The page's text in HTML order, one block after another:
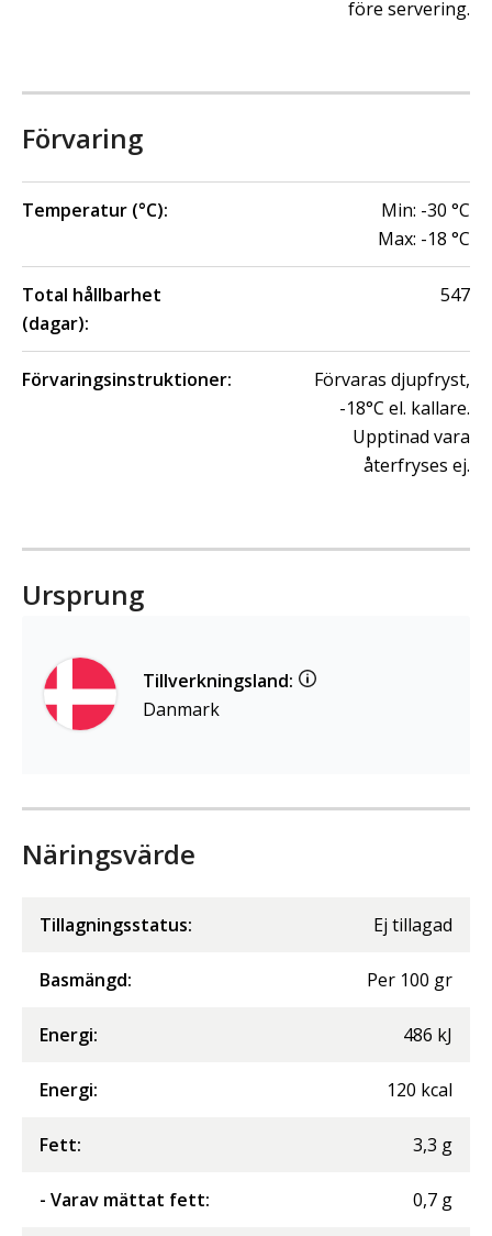
före servering.
Förvaring
Temperatur (°C): Min: -30 °C
Max: -18 °C
Total hållbarhet
(dagar):
547
Förvaringsinstruktioner:
Förvaras djupfryst,
-18°C el. kallare.
Upptinad vara
återfryses ej.
Ursprung
Tillverkningsland:
Danmark
Näringsvärde
Tillagningsstatus: Ej tillagad
Basmängd: Per 100 gr
Energi: 486 kJ
Energi: 120 kcal
Fett: 3,3 g
- Varav mättat fett: 0,7 g